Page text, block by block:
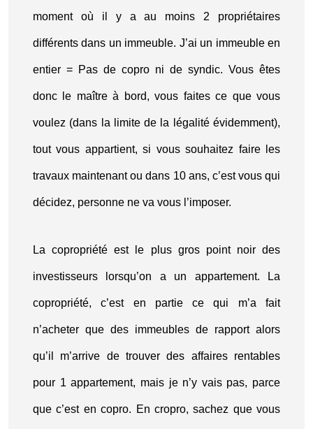
moment où il y a au moins 2 propriétaires
différents dans un immeuble. J’ai un immeuble en
entier = Pas de copro ni de syndic. Vous êtes
donc le maître à bord, vous faites ce que vous
voulez (dans la limite de la légalité évidemment),
tout vous appartient, si vous souhaitez faire les
travaux maintenant ou dans 10 ans, c’est vous qui
décidez, personne ne va vous l’imposer.
La copropriété est le plus gros point noir des
investisseurs lorsqu’on a un appartement. La
copropriété, c’est en partie ce qui m’a fait
n’acheter que des immeubles de rapport alors
qu’il m’arrive de trouver des affaires rentables
pour 1 appartement, mais je n’y vais pas, parce
que c’est en copro. En cropro, sachez que vous